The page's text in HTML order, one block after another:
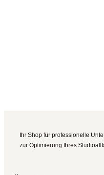
Ihr Shop für professionelle
zur Optimierung Ihres